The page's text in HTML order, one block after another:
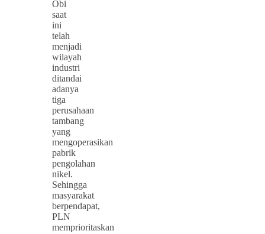
Obi
saat
ini
telah
menjadi
wilayah
industri
ditandai
adanya
tiga
perusahaan
tambang
yang
mengoperasikan
pabrik
pengolahan
nikel.
Sehingga
masyarakat
berpendapat,
PLN
memprioritaskan